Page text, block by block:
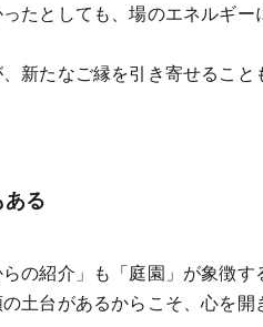
たとしても、場のエネルギ
新たなご縁を引き寄せること
る
の紹介」も「庭園」が象徴す
土台があるからこそ、心を